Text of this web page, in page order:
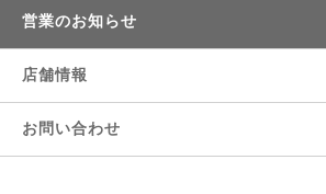
営業のお知らせ
店舗情報
お問い合わせ